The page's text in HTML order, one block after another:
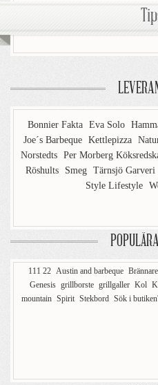
Bonnier Fakta Eva Solo
Joe´s Barbeque Kettlepizza
Norstedts Per Morberg
Röshults
Smeg Tärnsjö Garveri
Style Lifestyle
111 22 Austin and barbeque Brännare
Genesis grillborste grillgaller Kol
mountain Spirit Stekbord Sök i